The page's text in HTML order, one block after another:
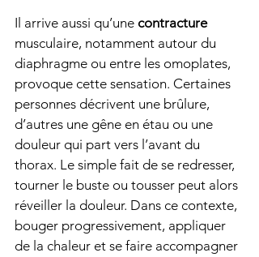
Il arrive aussi qu’une contracture
musculaire, notamment autour du
diaphragme ou entre les omoplates,
provoque cette sensation. Certaines
personnes décrivent une brûlure,
d’autres une gêne en étau ou une
douleur qui part vers l’avant du
thorax. Le simple fait de se redresser,
tourner le buste ou tousser peut alors
réveiller la douleur. Dans ce contexte,
bouger progressivement, appliquer
de la chaleur et se faire accompagner